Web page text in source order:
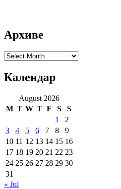
Архиве
Архиве
Календар
August 2026
M T W T F S
S
1
2
3
4 5 6 7 8
9
10 11 12 13 14 15 16
17 18 19 20 21 22 23
24 25 26 27 28 29 30
31
« Jul